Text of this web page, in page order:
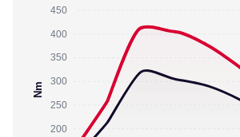
450
400
350
300
250
200
Nm